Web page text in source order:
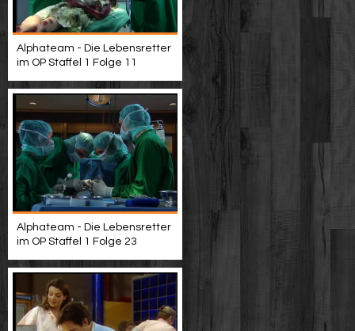
Alphateam - Die Lebensretter
im OP Staffel 1 Folge 11
Alphateam - Die Lebensretter
im OP Staffel 1 Folge 23